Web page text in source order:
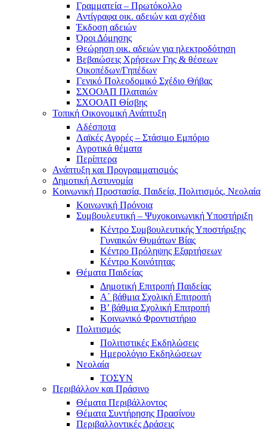
Γραμματεία – Πρωτόκολλο
Αντίγραφα οικ. αδειών και σχέδια
Έκδοση αδειών
Όροι Δόμησης
Θεώρηση οικ. αδειών για ηλεκτροδότηση
Βεβαιώσεις Χρήσεων Γης & θέσεων
Οικοπέδων/Γηπέδων
Γενικό Πολεοδομικό Σχέδιο Θήβας
ΣΧΟΟΑΠ Πλαταιών
ΣΧΟΟΑΠ Θίσβης
Τοπική Οικονομική Ανάπτυξη
Αδέσποτα
Λαϊκές Αγορές – Στάσιμο Εμπόριο
Αγροτικά θέματα
Περίπτερα
Ανάπτυξη και Προγραμματισμός
Δημοτική Αστυνομία
Κοινωνική Προστασία, Παιδεία, Πολιτισμός, Νεολαία
Κοινωνική Πρόνοια
Συμβουλευτική – Ψυχοκοινωνική Υποστήριξη
Κέντρο Συμβουλευτικής Υποστήριξης
Γυναικών Θυμάτων Βίας
Κέντρο Πρόληψης Εξαρτήσεων
Κέντρο Κοινότητας
Θέματα Παιδείας
Δημοτική Επιτροπή Παιδείας
Α΄ βάθμια Σχολική Επιτροπή
B’ βάθμια Σχολική Επιτροπή
Κοινωνικό Φροντιστήριο
Πολιτισμός
Πολιτιστικές Εκδηλώσεις
Ημερολόγιο Εκδηλώσεων
Νεολαία
ΤΟΣΥΝ
Περιβάλλον και Πράσινο
Θέματα Περιβάλλοντος
Θέματα Συντήρησης Πρασίνου
Περιβαλλοντικές Δράσεις